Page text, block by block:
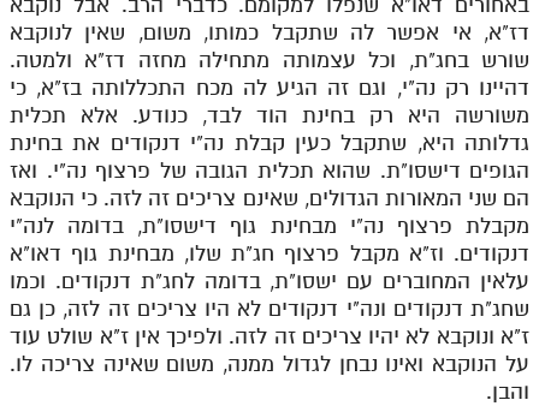
תלמוד עשר הספירות חלק ו
תלמוד עשר הספירות חלק ז
תלמוד עשר הספירות חלק ח
תלמוד עשר הספירות חלק ט
תלמוד עשר הספירות חלק יא
תלמוד עשר הספירות חלק יב
תלמוד עשר הספירות חלק יג
תלמוד עשר הספירות חלק יד
דז"א, אי אפשר לה שתקבל כמותו, משום, שאין לנוקבא
שורש בחג"ת, וכל עצמותה מתחילה מחזה דז"א ולמטה.
דהיינו רק נה"י, וגם זה הגיע לה מכח התכללותה בז"א, כי
משורשה היא רק בחינת הוד לבד, כנודע. אלא תכלית
גדלותה היא, שתקבל כעין קבלת נה"י דנקודים את בחינת
הגופים דישסו"ת. שהוא תכלית הגובה של פרצוף נה"י. ואז
הם שני המאורות הגדולים, שאינם צריכים זה לזה. כי הנוקבא
מקבלת פרצוף נה"י מבחינת גוף דישסו"ת, בדומה לנה"י
דנקודים. וז"א מקבל פרצוף חג"ת שלו, מבחינת גוף דאו"א
עלאין המחוברים עם ישסו"ת, בדומה לחג"ת דנקודים. וכמו
שחג"ת דנקודים ונה"י דנקודים לא היו צריכים זה לזה, כן גם
ז"א ונוקבא לא יהיו צריכים זה לזה. ולפיכך אין ז"א שולט עוד
על הנוקבא ואינו נבחן לגדול ממנה, משום שאינה צריכה לו.
והבן.